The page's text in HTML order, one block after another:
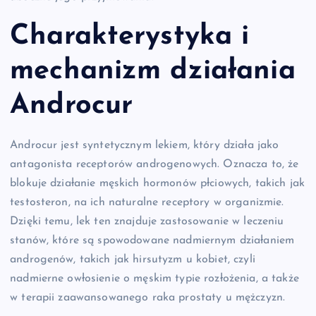
Charakterystyka i
mechanizm działania
Androcur
Androcur jest syntetycznym lekiem, który działa jako
antagonista receptorów androgenowych. Oznacza to, że
blokuje działanie męskich hormonów płciowych, takich jak
testosteron, na ich naturalne receptory w organizmie.
Dzięki temu, lek ten znajduje zastosowanie w leczeniu
stanów, które są spowodowane nadmiernym działaniem
androgenów, takich jak hirsutyzm u kobiet, czyli
nadmierne owłosienie o męskim typie rozłożenia, a także
w terapii zaawansowanego raka prostaty u mężczyzn.